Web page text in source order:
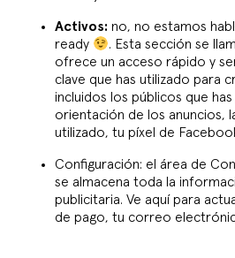
Activos: no, no estamos
ready
. Esta sección se
ofrece un acceso rápido y
clave que has utilizado para
incluidos los públicos que
orientación de los anuncios,
utilizado, tu píxel de
Configuración: el área de
se almacena toda la
publicitaria. Ve aquí para
de pago, tu correo